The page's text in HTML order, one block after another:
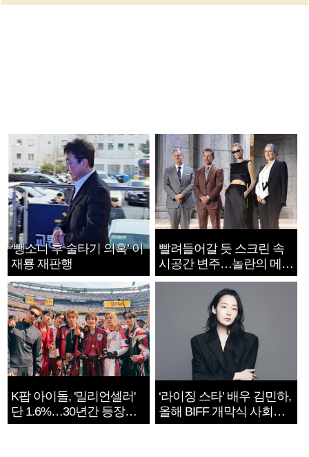
‘뺑소니 후 술타기 의혹’ 이
재룡 재판행
빨려들어갈 듯 스크린 속
시공간 변주…놀란의 메시
지는 ‘전쟁 속죄’
K팝 아이돌, '밀리언셀러'
단 1.6%…30년간 등장
1182개팀 전수조사
‘라이징 스타’ 배우 김민하,
올해 BIFF 개막식 사회자
확정